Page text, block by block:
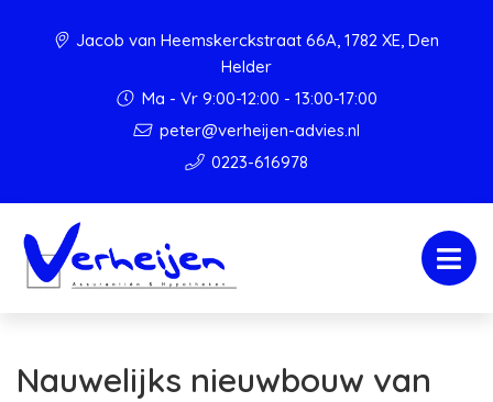
Jacob van Heemskerckstraat 66A, 1782 XE, Den
Helder
Ma - Vr 9:00-12:00 - 13:00-17:00
peter@verheijen-advies.nl
0223-616978
Nauwelijks nieuwbouw van